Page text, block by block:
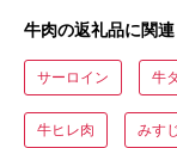
牛肉の返礼品に関
サーロイン 牛
牛ヒレ肉 みすじ